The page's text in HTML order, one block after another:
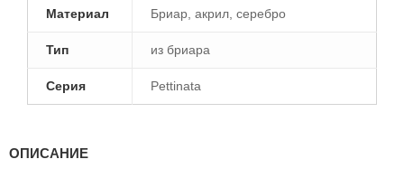
Материал Бриар, акрил, серебро
Тип из бриара
Серия Pettinata
ОПИСАНИЕ